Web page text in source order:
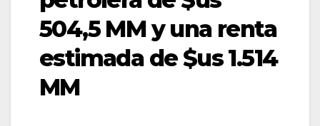
504,5 MM y una renta
estimada de $us 1.514
MM